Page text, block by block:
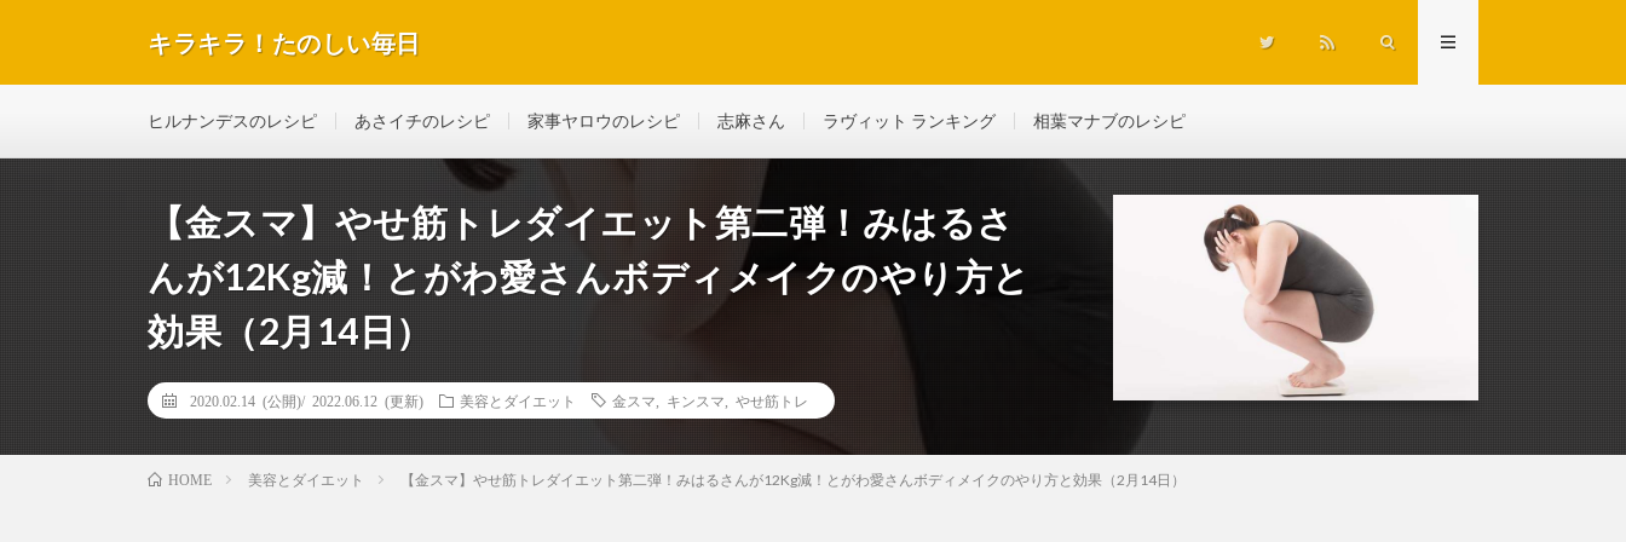
キラキラ！たのしい毎日
ヒルナンデスのレシピ あさイチのレシピ 家事ヤロウのレシピ 志麻さん ラヴィット ランキング 相葉マナブのレシピ
【金スマ】やせ筋トレダイエット第二弾！みはるさ
んが12Kg減！とがわ愛さんボディメイクのやり方と
効果（2月14日）
2020.02.14 (公開)/ 2022.06.12 (更新) 美容とダイエット 金スマ キンスマ やせ筋トレ
HOME 美容とダイエット 【金スマ】やせ筋トレダイエット第二弾！みはるさんが12Kg減！とがわ愛さんボディメイクのやり方と効果（2月14日）